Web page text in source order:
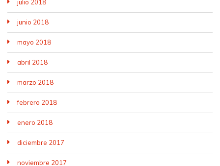
julio 2018
junio 2018
mayo 2018
abril 2018
marzo 2018
febrero 2018
enero 2018
diciembre 2017
noviembre 2017